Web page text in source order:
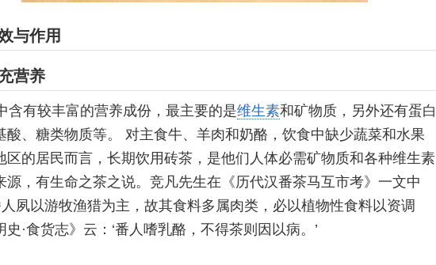
与作用
营养
含有较丰富的营养成份，最主要的是维生素和矿物质，另外还有蛋白
酸、糖类物质等。 对主食牛、羊肉和奶酪，饮食中缺少蔬菜和水果
区的居民而言，长期饮用砖茶，是他们人体必需矿物质和各种维生素
源，有生命之茶之说。竞凡先生在《历代汉番茶马互市考》一文中
人夙以游牧渔猎为主，故其食料多属肉类，必以植物性食料以资调
史·食货志》云：‘番人嗜乳酪，不得茶则因以病。’